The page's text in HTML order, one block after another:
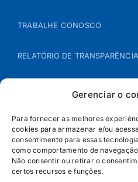
Gerenciar o
Para fornecer as melhores
cookies para armazenar e/ou
consentimento para essas
como comportamento de
Não consentir ou retirar o
certos recursos e funções.
TRABALHE CONOSCO
RELATÓRIO DE
POLÍTICA DE COOKIES
POLÍTICA DE PRIVACIDADE